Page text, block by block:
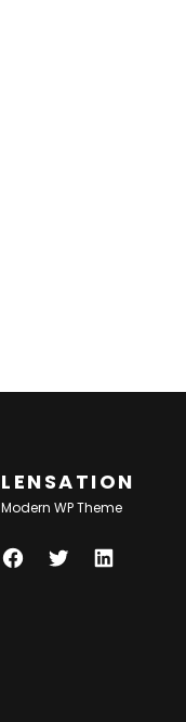
LENSATION
Modern WP Theme
F
T
L